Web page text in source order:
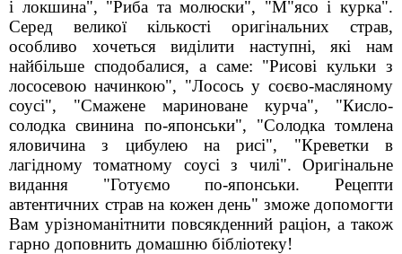
і локшина", "Риба та молюски", "М"ясо і курка".
Серед великої кількості оригінальних страв,
особливо хочеться виділити наступні, які нам
найбільше сподобалися, а саме: "Рисові кульки з
лососевою начинкою", "Лосось у соєво-масляному
соусі", "Смажене мариноване курча", "Кисло-
солодка свинина по-японськи", "Солодка томлена
яловичина з цибулею на рисі", "Креветки в
лагідному томатному соусі з чилі". Оригінальне
видання "Готуємо по-японськи. Рецепти
автентичних страв на кожен день" зможе допомогти
Вам урізноманітнити повсякденний раціон, а також
гарно доповнить домашню бібліотеку!